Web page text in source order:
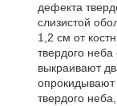
дефекта
слизистой
1,2 см от
твердого
выкраивают
опрокидывают
твердого